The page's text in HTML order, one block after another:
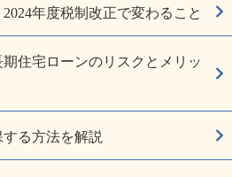
年度税制改正で変わること
住宅ローンのリスクとメリッ
る方法を解説